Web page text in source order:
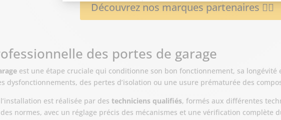
Découvrez nos marques partenaires 👉🏻
des portes de garage
est une étape cruciale qui conditionne son bon fonctionnement, sa
dysfonctionnements, des pertes d’isolation ou une usure prématurée des
est réalisée par des techniciens qualifiés, formés aux différentes
normes, avec un réglage précis des mécanismes et une vérification complète